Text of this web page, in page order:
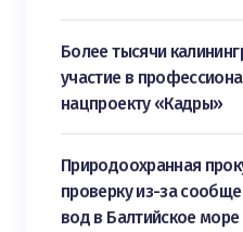
Более тысячи
участие в
нацпроекту «Кадры»
Природоохранная
проверку из-за
вод в Балтийское море